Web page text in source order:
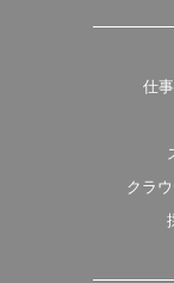
仕
クラ